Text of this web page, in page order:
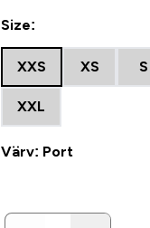
Size:
XXS XS S
XXL
Värv: Port